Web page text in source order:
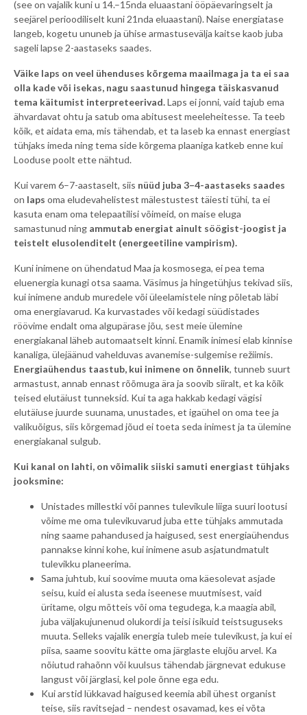
(see on vajalik kuni u 14.–15nda eluaastani ööpäevaringselt ja
seejärel perioodiliselt kuni 21nda eluaastani). Naise energiatase
langeb, kogetu ununeb ja ühise armastusevälja kaitse kaob juba
sageli lapse 2-aastaseks saades.
Väike laps on veel ühenduses kõrgema maailmaga ja ta ei saa
olla kade või isekas, nagu saastunud hingega täiskasvanud
tema käitumist interpreteerivad.Laps ei jonni, vaid tajub ema
ähvardavat ohtu ja satub oma abitusest meeleheitesse. Ta teeb
kõik, et aidata ema, mis tähendab, et ta laseb ka ennast energiast
tühjaks imeda ning tema side kõrgema plaaniga katkeb enne kui
Looduse poolt ette nähtud.
Kui varem 6–7-aastaselt, siis nüüd juba 3–4-aastaseks saades
on laps oma eludevahelistest mälestustest täiesti tühi, ta ei
kasuta enam oma telepaatilisi võimeid, on maise eluga
samastunud ning ammutab energiat ainult söögist-joogist ja
teistelt elusolenditelt (energeetiline vampirism).
Kuni inimene on ühendatud Maa ja kosmosega, ei pea tema
eluenergia kunagi otsa saama. Väsimus ja hingetühjus tekivad siis,
kui inimene andub muredele või üleelamistele ning põletab läbi
oma energiavarud. Ka kurvastades või kedagi süüdistades
röövime endalt oma algupärase jõu, sest meie ülemine
energiakanal läheb automaatselt kinni. Enamik inimesi elab kinnise
kanaliga, ülejäänud vahelduvas avanemise-sulgemise režiimis.
Energiaühendus taastub, kui inimene on õnnelik, tunneb suurt
armastust, annab ennast rõõmuga ära ja soovib siiralt, et ka kõik
teised elutäiust tunneksid. Kui ta aga hakkab kedagi vägisi
elutäiuse juurde suunama, unustades, et igaühel on oma tee ja
valikuõigus, siis kõrgemad jõud ei toeta seda inimest ja ta ülemine
energiakanal sulgub.
Kui kanal on lahti, on võimalik siiski samuti energiast tühjaks
jooksmine:
Unistades millestki või pannes tulevikule liiga suuri lootusi
võime me oma tulevikuvarud juba ette tühjaks ammutada
ning saame pahandused ja haigused, sest energiaühendus
pannakse kinni kohe, kui inimene asub asjatundmatult
tulevikku planeerima.
Sama juhtub, kui soovime muuta oma käesolevat asjade
seisu, kuid ei alusta seda iseenese muutmisest, vaid
üritame, olgu mõtteis või oma tegudega, k.a maagia abil,
juba väljakujunenud olukordi ja teisi isikuid teistsuguseks
muuta. Selleks vajalik energia tuleb meie tulevikust, ja kui ei
piisa, saame soovitu kätte oma järglaste elujõu arvel. Ka
nõiutud rahaõnn või kuulsus tähendab järgnevat edukuse
langust või järglasi, kel pole õnne ega edu.
Kui arstid lükkavad haigused keemia abil ühest organist
teise, siis ravitsejad – nendest osavamad, kes ei võta